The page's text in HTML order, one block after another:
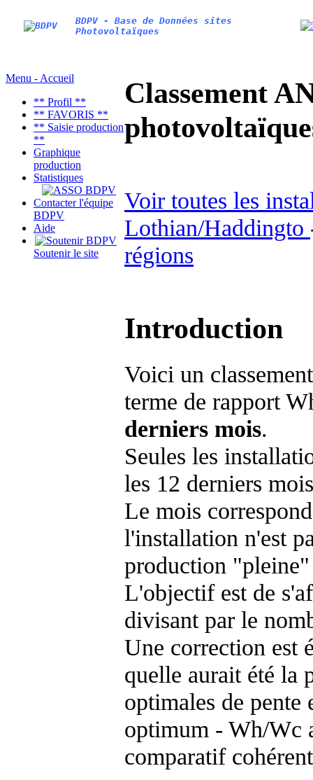
BDPV - Base de Données sites
Photovoltaïques
Menu - Accueil
** Profil **
** FAVORIS **
** Saisie production
**
Graphique
production
Statistiques
Contacter l'équipe
BDPV
Aide
Soutenir le site
Classement
Voir toutes les
Lothian/Haddingto
régions
Introduction
Voici un
terme de rapport
derniers mois.
Seules les
les 12 derniers
Le mois
l'installation n'est
production "pleine"
L'objectif est de
divisant par le
Une correction est
quelle aurait été la
optimales de
optimum - Wh/Wc
comparatif